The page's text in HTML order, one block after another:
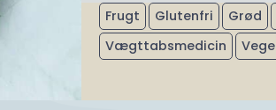
Frugt Glutenfri Grød
Vægttabsmedicin